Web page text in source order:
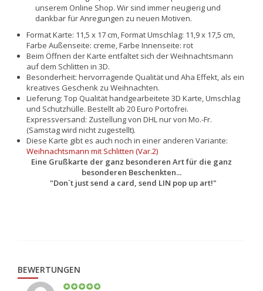
unserem Online Shop. Wir sind immer neugierig und
dankbar für Anregungen zu neuen Motiven.
Format Karte: 11,5 x 17 cm, Format Umschlag: 11,9 x 17,5 cm,
Farbe Außenseite: creme, Farbe Innenseite: rot
Beim Öffnen der Karte entfaltet sich der Weihnachtsmann
auf dem Schlitten in 3D.
Besonderheit: hervorragende Qualität und Aha Effekt, als ein
kreatives Geschenk zu Weihnachten.
Lieferung: Top Qualität handgearbeitete 3D Karte, Umschlag
und Schutzhülle. Bestellt ab 20 Euro Portofrei.
Expressversand: Zustellung von DHL nur von Mo.-Fr.
(Samstag wird nicht zugestellt).
Diese Karte gibt es auch noch in einer anderen Variante:
Weihnachtsmann mit Schlitten (Var.2)
Eine Grußkarte der ganz besonderen Art für die ganz
besonderen Beschenkten...
"Don´t just send a card, send LIN pop up art!"
BEWERTUNGEN